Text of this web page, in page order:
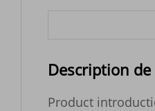
Description
Product